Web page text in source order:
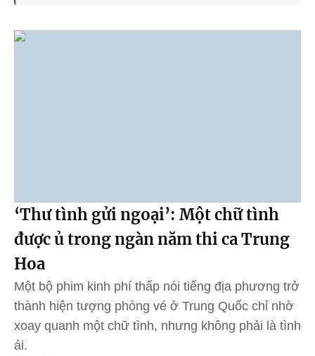
‘Thư tình gửi ngoại’: Một chữ tình
được ủ trong ngàn năm thi ca Trung
Hoa
Một bộ phim kinh phí thấp nói tiếng địa phương trở
thành hiện tượng phòng vé ở Trung Quốc chỉ nhờ
xoay quanh một chữ tình, nhưng không phải là tình
ái.